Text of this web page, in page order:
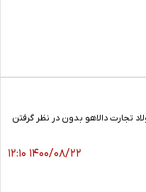
تجارت دالاهو بدون در نظر گرفتن
۱۴۰۰/۰۸/۲۲ ۱۲:۱۰